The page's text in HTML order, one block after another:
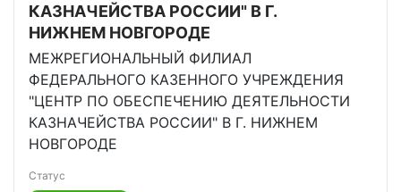
КАЗНАЧЕЙСТВА РОССИИ" В Г.
НИЖНЕМ НОВГОРОДЕ
МЕЖРЕГИОНАЛЬНЫЙ ФИЛИАЛ
ФЕДЕРАЛЬНОГО КАЗЕННОГО УЧРЕЖДЕНИЯ
"ЦЕНТР ПО ОБЕСПЕЧЕНИЮ ДЕЯТЕЛЬНОСТИ
КАЗНАЧЕЙСТВА РОССИИ" В Г. НИЖНЕМ
НОВГОРОДЕ
Статус